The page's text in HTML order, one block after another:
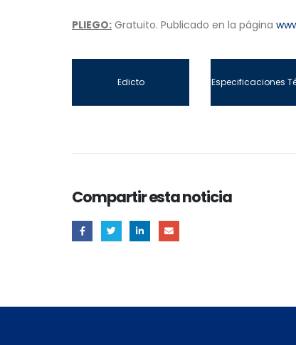
PLIEGO: Gratuito. Publicado en la página
Edicto Especificaciones
Compartir esta noticia